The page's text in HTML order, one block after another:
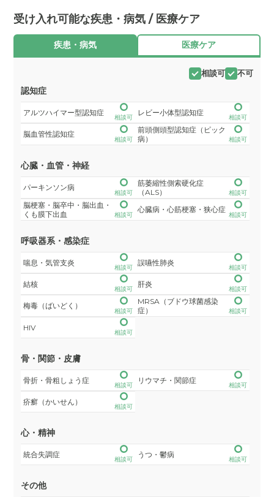
受け入れ可能な疾患・病気 / 医療ケア
疾患・病気 医療ケア
相談可 不可
認知症
アルツハイマー型認知症
相談可
レビー小体型認知症
相談可
脳血管性認知症
相談可
前頭側頭型認知症（ピック
病）
相談可
心臓・血管・神経
パーキンソン病
相談可
筋萎縮性側索硬化症
（ALS）
相談可
脳梗塞・脳卒中・脳出血・
くも膜下出血
相談可
心臓病・心筋梗塞・狭心症
相談可
呼吸器系・感染症
喘息・気管支炎
相談可
誤嚥性肺炎
相談可
結核
相談可
肝炎
相談可
梅毒（ばいどく）
相談可
MRSA（ブドウ球菌感染
症）
相談可
HIV
相談可
骨・関節・皮膚
骨折・骨粗しょう症
相談可
リウマチ・関節症
相談可
疥癬（かいせん）
相談可
心・精神
統合失調症
相談可
うつ・鬱病
相談可
その他